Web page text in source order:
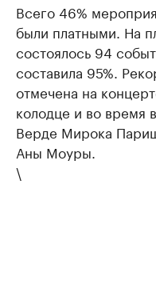
Всего 46%
были платными. На
состоялось 94
составила 95%.
отмечена на
колодце и во время
Верде Мирока
Аны Моуры.
\